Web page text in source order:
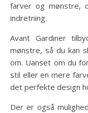
farver og mønstre,
indretning.
Avant Gardiner
mønstre, så du kan
om. Uanset om du
stil eller en mere
det perfekte design
Der er også